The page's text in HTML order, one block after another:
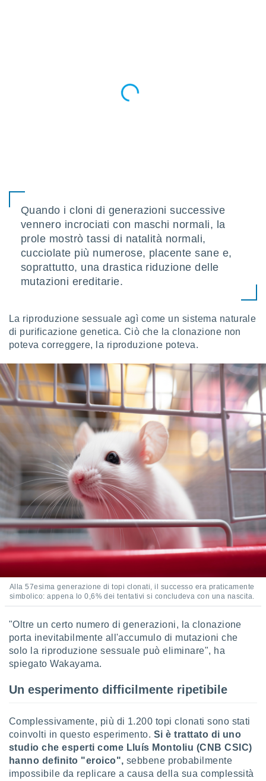
Quando i cloni di generazioni successive
vennero incrociati con maschi normali, la
prole mostrò tassi di natalità normali,
cucciolate più numerose, placente sane e,
soprattutto, una drastica riduzione delle
mutazioni ereditarie.
La riproduzione sessuale agì come un sistema naturale
di purificazione genetica. Ciò che la clonazione non
poteva correggere, la riproduzione poteva.
Alla 57esima generazione di topi clonati, il successo era praticamente
simbolico: appena lo 0,6% dei tentativi si concludeva con una nascita.
"Oltre un certo numero di generazioni, la clonazione
porta inevitabilmente all'accumulo di mutazioni che
solo la riproduzione sessuale può eliminare", ha
spiegato Wakayama.
Un esperimento difficilmente ripetibile
Complessivamente, più di 1.200 topi clonati sono stati
coinvolti in questo esperimento. Si è trattato di uno
studio che esperti come Lluís Montoliu (CNB CSIC)
hanno definito "eroico", sebbene probabilmente
impossibile da replicare a causa della sua complessità